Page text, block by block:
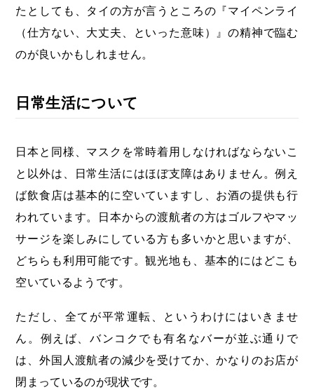
たとしても、タイの方が言うところの『マイペンライ
（仕方ない、大丈夫、といった意味）』の精神で臨む
のが良いかもしれません。
日常生活について
日本と同様、マスクを常時着用しなければならないこ
と以外は、日常生活にはほぼ支障はありません。例え
ば飲食店は基本的に空いていますし、お酒の提供も行
われています。日本からの渡航者の方はゴルフやマッ
サージを楽しみにしている方も多いかと思いますが、
どちらも利用可能です。観光地も、基本的にはどこも
空いているようです。
ただし、全てが平常運転、というわけにはいきませ
ん。例えば、バンコクでも有名なバーが並ぶ通りで
は、外国人渡航者の減少を受けてか、かなりのお店が
閉まっているのが現状です。